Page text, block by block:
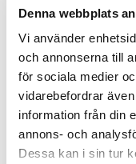
Denna webbplats
Vi använder
och annonserna till
för sociala medier
vidarebefordrar
information från din
annons- och
Dessa kan i sin tur
+
-
Artikelnr
Leveranstid